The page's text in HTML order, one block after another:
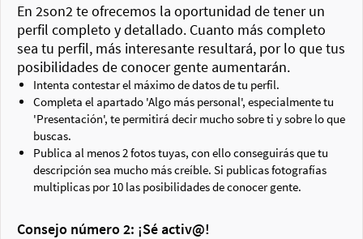
En 2son2 te ofrecemos la oportunidad de tener un
perfil completo y detallado. Cuanto más completo
sea tu perfil, más interesante resultará, por lo que tus
posibilidades de conocer gente aumentarán.
Intenta contestar el máximo de datos de tu perfil.
Completa el apartado 'Algo más personal', especialmente tu
'Presentación', te permitirá decir mucho sobre ti y sobre lo que
buscas.
Publica al menos 2 fotos tuyas, con ello conseguirás que tu
descripción sea mucho más creíble. Si publicas fotografías
multiplicas por 10 las posibilidades de conocer gente.
Consejo número 2: ¡Sé activ@!